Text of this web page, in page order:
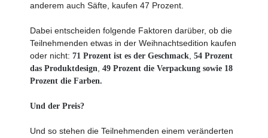
anderem auch Säfte, kaufen 47 Prozent.
Dabei entscheiden folgende Faktoren darüber, ob die
Teilnehmenden etwas in der Weihnachtsedition kaufen
oder nicht: 71 Prozent ist es der Geschmack, 54 Prozent
das Produktdesign, 49 Prozent die Verpackung sowie 18
Prozent die Farben.
Und der Preis?
Und so stehen die Teilnehmenden einem veränderten